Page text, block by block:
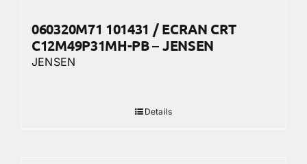
060320M71 101431 / ECRAN CRT
C12M49P31MH-PB – JENSEN
JENSEN
Details